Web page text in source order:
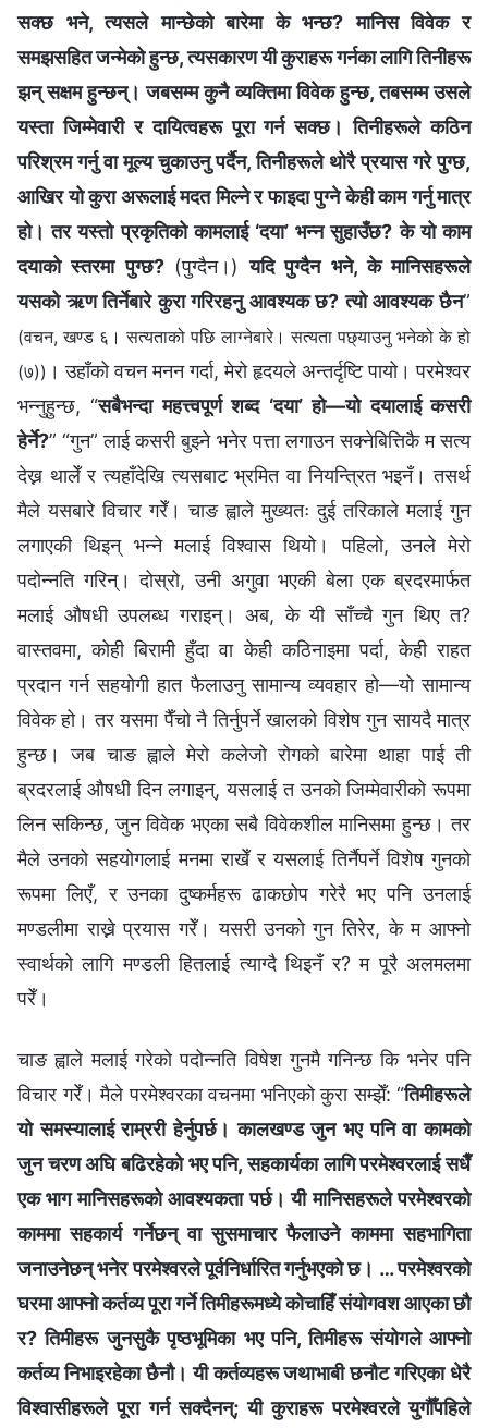
सक्छ भने, त्यसले मान्छेको बारेमा के भन्छ? मानिस विवेक र
समझसहित जन्‍मेको हुन्छ, त्यसकारण यी कुराहरू गर्नका लागि तिनीहरू
झन् सक्षम हुन्छन्। जबसम्‍म कुनै व्यक्तिमा विवेक हुन्छ, तबसम्म उसले
यस्ता जिम्‍मेवारी र दायित्वहरू पूरा गर्न सक्छ। तिनीहरूले कठिन
परिश्रम गर्नु वा मूल्य चुकाउनु पर्दैन, तिनीहरूले थोरै प्रयास गरे पुग्छ,
आखिर यो कुरा अरूलाई मदत मिल्‍ने र फाइदा पुग्‍ने केही काम गर्नु मात्र
हो। तर यस्तो प्रकृतिको कामलाई ‘दया’ भन्‍न सुहाउँछ? के यो काम
दयाको स्तरमा पुग्छ? (पुग्दैन।)यदि पुग्दैन भने, के मानिसहरूले
यसको ऋण तिर्नेबारे कुरा गरिरहनु आवश्यक छ? त्यो आवश्‍यक छैन”
(वचन, खण्ड ६। सत्यताको पछि लाग्‍नेबारे। सत्यता पछ्याउनु भनेको के हो
(७)) । उहाँको वचन मनन गर्दा, मेरो हृदयले अन्तर्दृष्‍टि पायो। परमेश्‍वर
भन्नुहुन्छ, “सबैभन्दा महत्त्वपूर्ण शब्‍द ‘दया’ हो—यो दयालाई कसरी
हेर्ने?” “गुन” लाई कसरी बुझ्ने भनेर पत्ता लगाउन सक्नेबित्तिकै म सत्य
देख्न थालेँ र त्यहाँदेखि त्यसबाट भ्रमित वा नियन्त्रित भइनँ। तसर्थ
मैले यसबारे विचार गरेँ। चाङ ह्वाले मुख्यतः दुई तरिकाले मलाई गुन
लगाएकी थिइन् भन्ने मलाई विश्‍वास थियो। पहिलो, उनले मेरो
पदोन्नति गरिन्। दोस्रो, उनी अगुवा भएकी बेला एक ब्रदरमार्फत
मलाई औषधी उपलब्ध गराइन्। अब, के यी साँच्चै गुन थिए त?
वास्तवमा, कोही बिरामी हुँदा वा केही कठिनाइमा पर्दा, केही राहत
प्रदान गर्न सहयोगी हात फैलाउनु सामान्य व्यवहार हो—यो सामान्य
विवेक हो। तर यसमा पैँचो नै तिर्नुपर्ने खालको विशेष गुन सायदै मात्र
हुन्छ। जब चाङ ह्वाले मेरो कलेजो रोगको बारेमा थाहा पाई ती
ब्रदरलाई औषधी दिन लगाइन्, यसलाई त उनको जिम्मेवारीको रूपमा
लिन सकिन्छ, जुन विवेक भएका सबै विवेकशील मानिसमा हुन्छ। तर
मैले उनको सहयोगलाई मनमा राखेँ र यसलाई तिर्नैपर्ने विशेष गुनको
रूपमा लिएँ, र उनका दुष्कर्महरू ढाकछोप गरेरै भए पनि उनलाई
मण्डलीमा राख्ने प्रयास गरेँ। यसरी उनको गुन तिरेर, के म आफ्नो
स्वार्थको लागि मण्डली हितलाई त्याग्दै थिइनँ र? म पूरै अलमलमा
परेँ।
चाङ ह्वाले मलाई गरेको पदोन्नति विषेश गुनमै गनिन्छ कि भनेर पनि
विचार गरेँ। मैले परमेश्‍वरका वचनमा भनिएको कुरा सम्झेँ: “तिमीहरूले
यो समस्यालाई राम्ररी हेर्नुपर्छ। कालखण्ड जुन भए पनि वा कामको
जुन चरण अघि बढिरहेको भए पनि, सहकार्यका लागि परमेश्‍वरलाई सधैँ
एक भाग मानिसहरूको आवश्यकता पर्छ। यी मानिसहरूले परमेश्‍वरको
काममा सहकार्य गर्नेछन् वा सुसमाचार फैलाउने काममा सहभागिता
जनाउनेछन् भनेर परमेश्‍वरले पूर्वनिर्धारित गर्नुभएको छ। … परमेश्‍वरको
घरमा आफ्‍नो कर्तव्य पूरा गर्ने तिमीहरूमध्ये कोचाहिँ संयोगवश आएका छौ
र? तिमीहरू जुनसुकै पृष्ठभूमिका भए पनि, तिमीहरू संयोगले आफ्‍नो
कर्तव्य निभाइरहेका छैनौ। यी कर्तव्यहरू जथाभाबी छनौट गरिएका धेरै
विश्‍वासीहरूले पूरा गर्न सक्दैनन्; यी कुराहरू परमेश्‍वरले युगौँपहिले